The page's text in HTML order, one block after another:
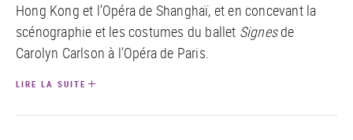
Hong Kong et l’Opéra de Shanghaï, et en concevant la
scénographie et les costumes du ballet Signesde
Carolyn Carlson à l’Opéra de Paris.
LIRE LA SUITE